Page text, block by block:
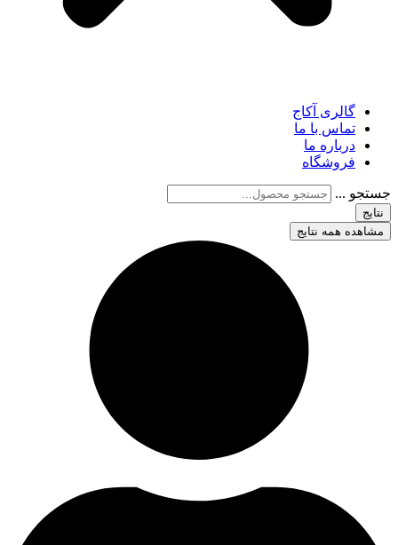
گالری آکاج
تماس با ما
درباره ما
فروشگاه
جستجو ...
نتایج
مشاهده همه نتایج